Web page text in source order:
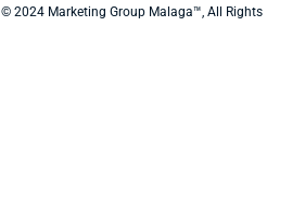
2024 Marketing Group Malaga™, All Rights